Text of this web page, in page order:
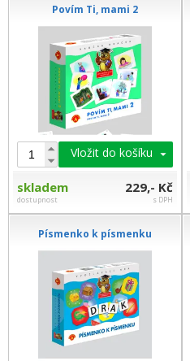
Povím Ti, mami 2
Vložit do košíku
skladem
dostupnost
229,- Kč
s DPH
Písmenko k písmenku